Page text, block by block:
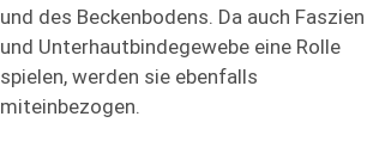
und des Beckenbodens. Da auch Faszien
und Unterhautbindegewebe eine Rolle
spielen, werden sie ebenfalls
miteinbezogen.